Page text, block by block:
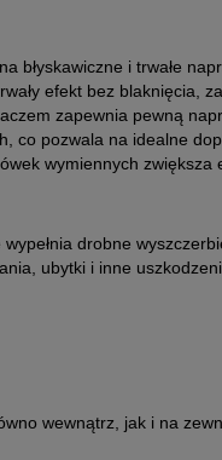
błyskawiczne i trwałe
efekt bez blaknięcia,
zapewnia pewną
co pozwala na idealne
wymiennych zwiększa
wypełnia drobne
ubytki i inne
wewnątrz, jak i na